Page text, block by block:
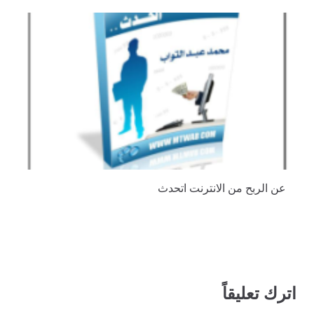
عن الربح من الانترنت اتحدث
اترك تعليقاً